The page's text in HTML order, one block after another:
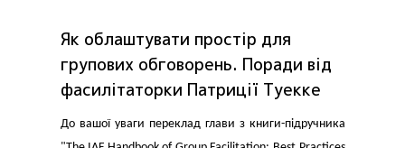
Як облаштувати простір для
групових обговорень. Поради від
фасилітаторки Патриції Туекке
До вашої уваги переклад глави з книги-підручника